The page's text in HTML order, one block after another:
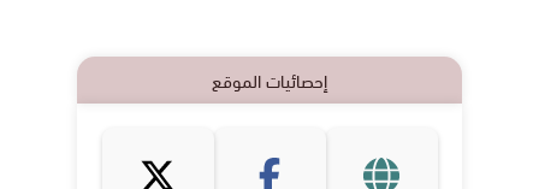
إحصائيات الموقع